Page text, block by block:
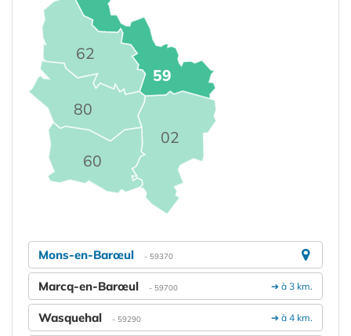
02
59
60
62
80
Mons-en-Barœul - 59370
➔ à 3 km.
Marcq-en-Barœul - 59700
➔ à 4 km.
Wasquehal - 59290